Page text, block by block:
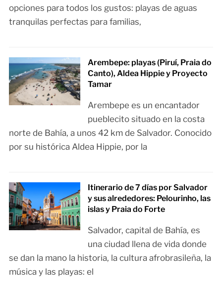
opciones para todos los gustos: playas de aguas
tranquilas perfectas para familias,
Arembepe: playas (Piruí, Praia do
Canto), Aldea Hippie y Proyecto
Tamar
Arembepe es un encantador
pueblecito situado en la costa
norte de Bahía, a unos 42 km de Salvador. Conocido
por su histórica Aldea Hippie, por la
Itinerario de 7 días por Salvador
y sus alrededores: Pelourinho, las
islas y Praia do Forte
Salvador, capital de Bahía, es
una ciudad llena de vida donde
se dan la mano la historia, la cultura afrobrasileña, la
música y las playas: el